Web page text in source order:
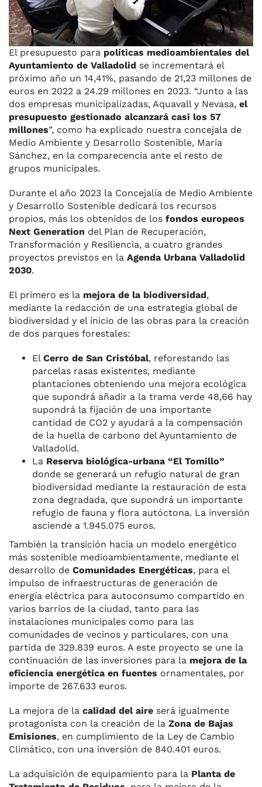
El presupuesto para políticas medioambientales del
Ayuntamiento de Valladolid se incrementará el
próximo año un 14,41%, pasando de 21,23 millones de
euros en 2022 a 24.29 millones en 2023. “Junto a las
dos empresas municipalizadas, Aquavall y Nevasa, el
presupuesto gestionado alcanzará casi los 57
millones”, como ha explicado nuestra concejala de
Medio Ambiente y Desarrollo Sostenible, María
Sánchez, en la comparecencia ante el resto de
grupos municipales.
Durante el año 2023 la Concejalía de Medio Ambiente
y Desarrollo Sostenible dedicará los recursos
propios, más los obtenidos de los fondos europeos
Next Generation del Plan de Recuperación,
Transformación y Resiliencia, a cuatro grandes
proyectos previstos en la Agenda Urbana Valladolid
2030.
El primero es la mejora de la biodiversidad,
mediante la redacción de una estrategia global de
biodiversidad y el inicio de las obras para la creación
de dos parques forestales:
El Cerro de San Cristóbal, reforestando las
parcelas rasas existentes, mediante
plantaciones obteniendo una mejora ecológica
que supondrá añadir a la trama verde 48,66 hay
supondrá la fijación de una importante
cantidad de CO2 y ayudará a la compensación
de la huella de carbono del Ayuntamiento de
Valladolid.
La Reserva biológica-urbana “El Tomillo”
donde se generará un refugio natural de gran
biodiversidad mediante la restauración de esta
zona degradada, que supondrá un importante
refugio de fauna y flora autóctona. La inversión
asciende a 1.945.075 euros.
También la transición hacia un modelo energético
más sostenible medioambientamente, mediante el
desarrollo de Comunidades Energéticas, para el
impulso de infraestructuras de generación de
energía eléctrica para autoconsumo compartido en
varios barrios de la ciudad, tanto para las
instalaciones municipales como para las
comunidades de vecinos y particulares, con una
partida de 329.839 euros. A este proyecto se une la
continuación de las inversiones para la mejora de la
eficiencia energética en fuentes ornamentales, por
importe de 267.633 euros.
La mejora de la calidad del aire será igualmente
protagonista con la creación de la Zona de Bajas
Emisiones, en cumplimiento de la Ley de Cambio
Climático, con una inversión de 840.401 euros.
La adquisición de equipamiento para la Planta de